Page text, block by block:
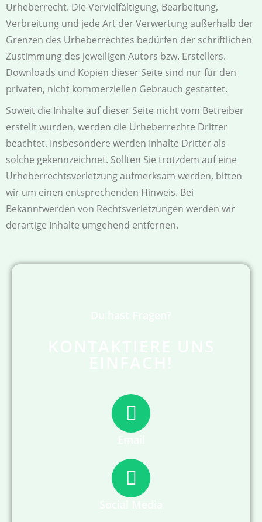
Urheberrecht. Die Vervielfältigung, Bearbeitung,
Verbreitung und jede Art der Verwertung außerhalb der
Grenzen des Urheberrechtes bedürfen der schriftlichen
Zustimmung des jeweiligen Autors bzw. Erstellers.
Downloads und Kopien dieser Seite sind nur für den
privaten, nicht kommerziellen Gebrauch gestattet.
Soweit die Inhalte auf dieser Seite nicht vom Betreiber
erstellt wurden, werden die Urheberrechte Dritter
beachtet. Insbesondere werden Inhalte Dritter als
solche gekennzeichnet. Sollten Sie trotzdem auf eine
Urheberrechtsverletzung aufmerksam werden, bitten
wir um einen entsprechenden Hinweis. Bei
Bekanntwerden von Rechtsverletzungen werden wir
derartige Inhalte umgehend entfernen.